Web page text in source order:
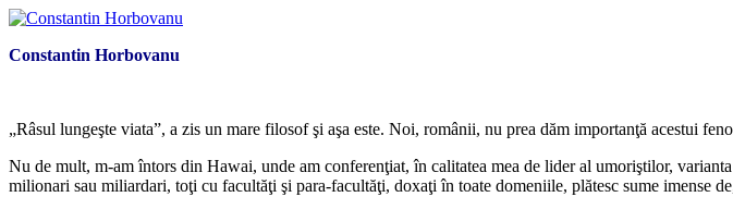
Constantin Horbovanu
„Râsul lungeşte viata”, a zis un mare filosof şi aşa este. Noi, românii, nu prea dăm importanţă acestui
Nu de mult, m-am întors din Hawai, unde am conferenţiat, în calitatea mea de lider al umoriştilor,
milionari sau miliardari, toţi cu facultăţi şi para-facultăţi, doxaţi în toate domeniile, plătesc sume imense